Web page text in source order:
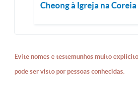
Cheong à Igreja na Coreia
Evite nomes e testemunhos muito
pode ser visto por pessoas conhecidas.